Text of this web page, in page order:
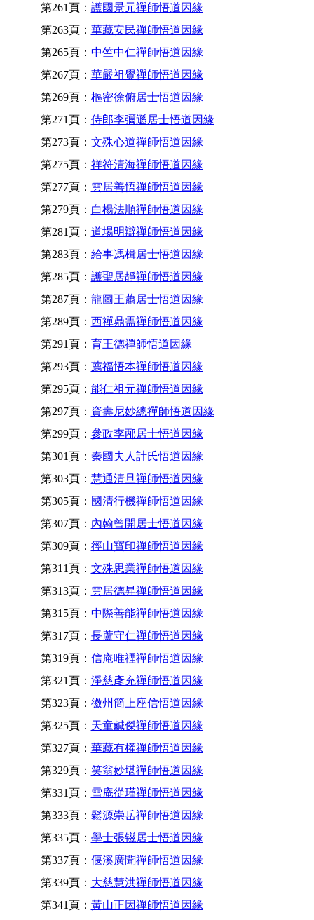
第261頁： 護國景元禪師悟道因緣
第263頁： 華藏安民禪師悟道因緣
第265頁： 中竺中仁禪師悟道因緣
第267頁： 華嚴祖覺禪師悟道因緣
第269頁： 樞密徐俯居士悟道因緣
第271頁： 侍郎李彌遜居士悟道因緣
第273頁： 文殊心道禪師悟道因緣
第275頁： 祥符清海禪師悟道因緣
第277頁： 雲居善悟禪師悟道因緣
第279頁： 白楊法順禪師悟道因緣
第281頁： 道場明辯禪師悟道因緣
第283頁： 給事馮楫居士悟道因緣
第285頁： 護聖居靜禪師悟道因緣
第287頁： 龍圖王蕭居士悟道因緣
第289頁： 西禪鼎需禪師悟道因緣
第291頁： 育王德禪師悟道因緣
第293頁： 薦福悟本禪師悟道因緣
第295頁： 能仁祖元禪師悟道因緣
第297頁： 資壽尼妙總禪師悟道因緣
第299頁： 參政李邴居士悟道因緣
第301頁： 秦國夫人計氏悟道因緣
第303頁： 慧通清旦禪師悟道因緣
第305頁： 國清行機禪師悟道因緣
第307頁： 內翰曾開居士悟道因緣
第309頁： 徑山寶印禪師悟道因緣
第311頁： 文殊思業禪師悟道因緣
第313頁： 雲居德昇禪師悟道因緣
第315頁： 中際善能禪師悟道因緣
第317頁： 長蘆守仁禪師悟道因緣
第319頁： 信庵唯禋禪師悟道因緣
第321頁： 淨慈彥充禪師悟道因緣
第323頁： 徽州簡上座信悟道因緣
第325頁： 天童鹹傑禪師悟道因緣
第327頁： 華藏有權禪師悟道因緣
第329頁： 笑翁妙堪禪師悟道因緣
第331頁： 雪庵從瑾禪師悟道因緣
第333頁： 鬆源崇岳禪師悟道因緣
第335頁： 學士張镃居士悟道因緣
第337頁： 偃溪廣聞禪師悟道因緣
第339頁： 大慈慧洪禪師悟道因緣
第341頁： 黃山正因禪師悟道因緣